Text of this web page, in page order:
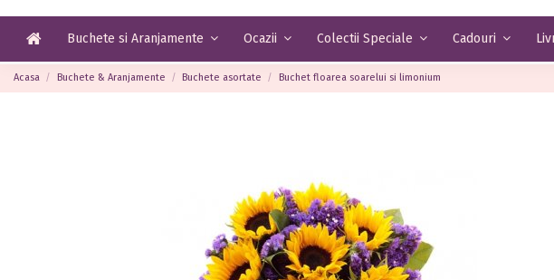
Buchete si Aranjamente Ocazii Colectii Speciale Cadouri
Acasa Buchete & Aranjamente Buchete asortate Buchet floarea soarelui si limonium